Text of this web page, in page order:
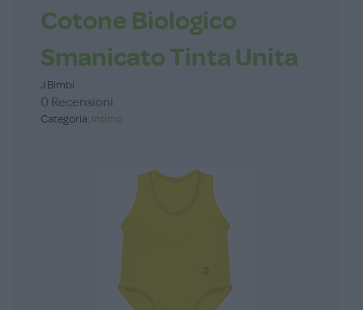
Cotone Biologico
Smanicato Tinta Unita
J Bimbi
0 Recensioni
Categoria: Intimo